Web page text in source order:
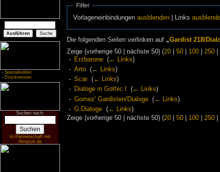
- Spezialseiten
- Druckversion
Suchen nach:
In Partnerschaft mit
Amazon.de
Filter
Vorlageneinbindungenausblenden | Links
Die folgenden Seiten verlinken auf „Gardist 218/
Zeige (vorherige 50 | nächste 50) (20| 50| 100| 250|
Erzbarone‎ (← Links)
Arto‎ (← Links)
Scar‎ (← Links)
Dialoge in Gothic I
(← Links)
Gomez' Gardisten/Dialoge‎ (← Links)
G:Dialoge‎ (← Links)
Zeige (vorherige 50 | nächste 50) (20| 50| 100| 250|